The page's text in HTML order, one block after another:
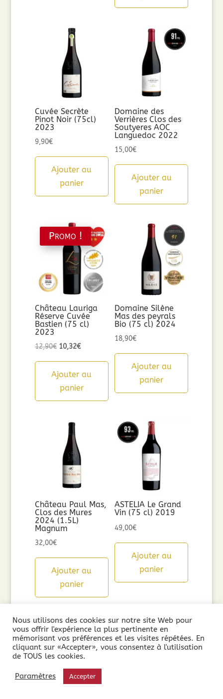
Cuvée Secrète
Pinot Noir (75cl)
2023
9,90€
Ajouter au
panier
Domaine des
Verrières Clos des
Soutyeres AOC
Languedoc 2022
15,00€
Ajouter au
panier
Promo !
Château Lauriga
Réserve Cuvée
Bastien (75 cl)
2023
12,90€ Le
initial
était :
10,32€Le
actuel
est :
Ajouter au
panier
Domaine Silène
Mas des peyrals
Bio (75 cl) 2024
18,90€
Ajouter au
panier
Château Paul Mas,
Clos des Mures
2024 (1.5L)
Magnum
32,00€
Ajouter au
panier
ASTELIA Le Grand
Vin (75 cl) 2019
49,00€
Ajouter au
panier
Nous utilisons des cookies sur notre site Web pour
vous offrir l'expérience la plus pertinente en
mémorisant vos préférences et les visites répétées. En
cliquant sur «Accepter», vous consentez à l'utilisation
de TOUS les cookies.
Paramètres Accepter